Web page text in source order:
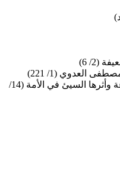
(2/ 6)
العدوي (1/ 221)
سلسلة الأحاديث الضعيفة والموضوعة وأثرها السيئ في الأمة (14/